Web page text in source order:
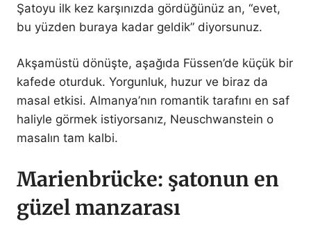
Şatoyu ilk kez karşınızda gördüğünüz an, “evet,
bu yüzden buraya kadar geldik” diyorsunuz.
Akşamüstü dönüşte, aşağıda Füssen’de küçük bir
kafede oturduk. Yorgunluk, huzur ve biraz da
masal etkisi. Almanya’nın romantik tarafını en saf
haliyle görmek istiyorsanız, Neuschwanstein o
masalın tam kalbi.
Marienbrücke: şatonun en
güzel manzarası